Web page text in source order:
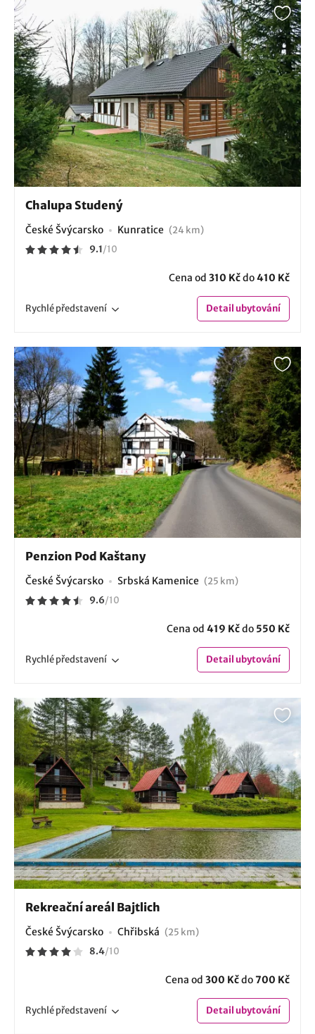
Chalupa Studený
České Švýcarsko Kunratice (24 km)
9.1/10
Cena od 310 Kčdo410 Kč
Rychlépředstavení Detailubytování
Penzion Pod Kaštany
České Švýcarsko Srbská Kamenice (25 km)
9.6/10
Cena od 419 Kčdo 550 Kč
Rychlépředstavení Detailubytování
Rekreační areál Bajtlich
České Švýcarsko Chřibská (25 km)
8.4/10
Cena od 300 Kčdo700 Kč
Rychlépředstavení Detailubytování